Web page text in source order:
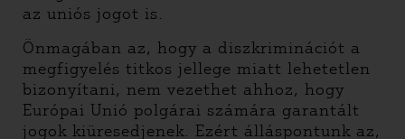
az uniós jogot is.
Önmagában az, hogy a diszkriminációt a
megfigyelés titkos jellege miatt lehetetlen
bizonyítani, nem vezethet ahhoz, hogy
Európai Unió polgárai számára garantált
jogok kiüresedjenek. Ezért álláspontunk az,